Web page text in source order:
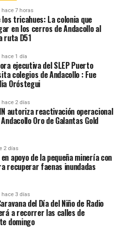
hace 7 horas
tricahues: La colonia que
en los cerros de Andacollo al
ruta D51
hace 1 día
ejecutiva del SLEP Puerto
colegios de Andacollo : Fue
Oróstegui
hace 2 días
autoriza reactivación operacional
Oro de Galantas Gold
2 días
en apoyo de la pequeña minería con
recuperar faenas inundadas
hace 3 días
del Día del Niño de Radio
a recorrer las calles de
domingo